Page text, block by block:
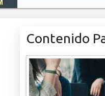
Contenido